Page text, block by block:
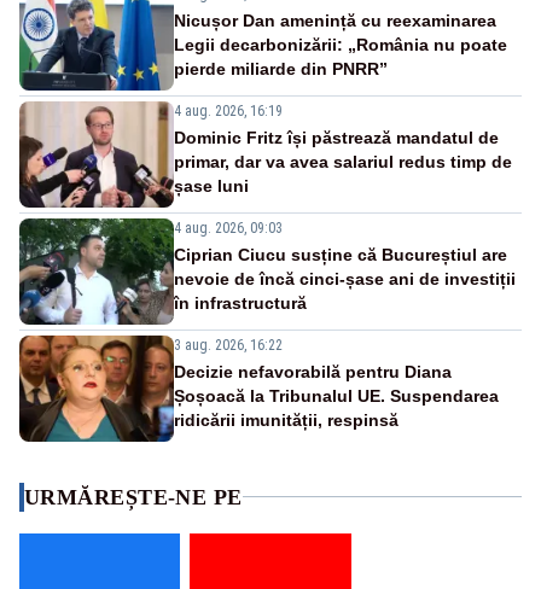
Nicușor Dan amenință cu reexaminarea
Legii decarbonizării: „România nu poate
pierde miliarde din PNRR”
4 aug. 2026, 16:19
Dominic Fritz își păstrează mandatul de
primar, dar va avea salariul redus timp de
șase luni
4 aug. 2026, 09:03
Ciprian Ciucu susține că Bucureștiul are
nevoie de încă cinci-șase ani de investiții
în infrastructură
3 aug. 2026, 16:22
Decizie nefavorabilă pentru Diana
Șoșoacă la Tribunalul UE. Suspendarea
ridicării imunității, respinsă
URMĂREȘTE-NE PE